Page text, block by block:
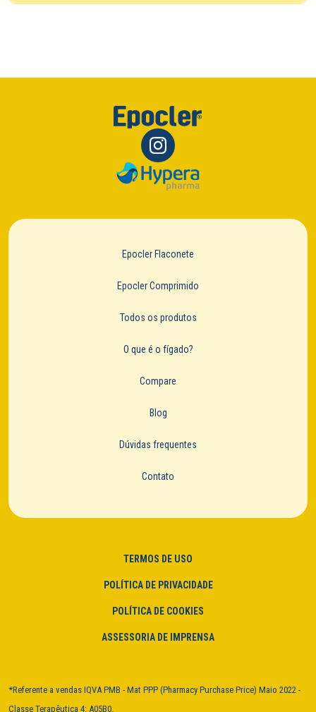
Epocler Flaconete
Epocler Comprimido
Todos os produtos
O que é o fígado?
Compare
Blog
Dúvidas frequentes
Contato
TERMOS DE USO
POLÍTICA DE PRIVACIDADE
POLÍTICA DE COOKIES
ASSESSORIA DE IMPRENSA
*Referente a vendas IQVA PMB - Mat PPP (Pharmacy Purchase Price) Maio 2022 -
Classe Terapêutica 4: A05B0.